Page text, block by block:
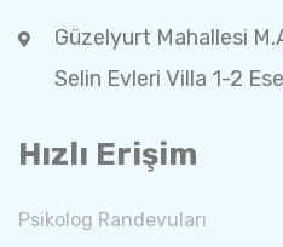
Güzelyurt Mahallesi
Selin Evleri Villa 1-2
Hızlı Erişim
Psikolog Randevuları